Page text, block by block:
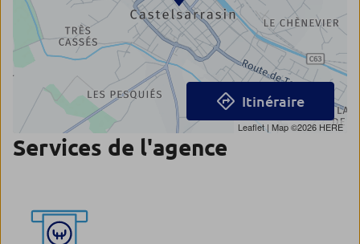
Leaflet | Map ©2026 HERE
Itinéraire
Services de l'agence